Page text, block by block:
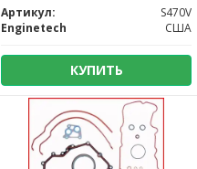
Артикул:
S470V
Enginetech
США
КУПИТЬ